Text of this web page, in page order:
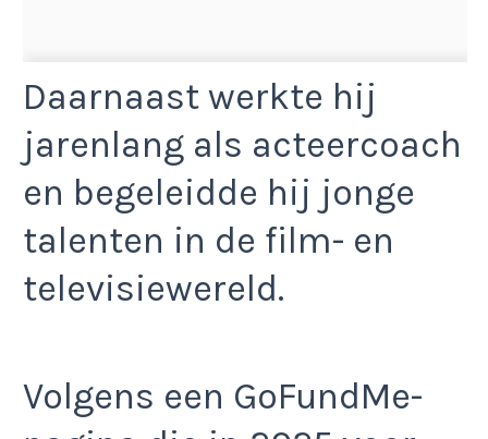
Daarnaast werkte hij
jarenlang als acteercoach
en begeleidde hij jonge
talenten in de film- en
televisiewereld.
Volgens een GoFundMe-